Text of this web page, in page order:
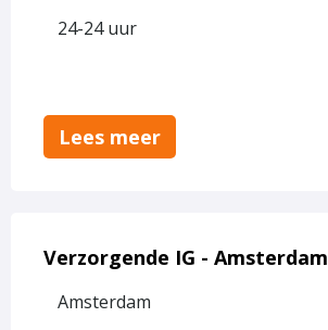
24-24 uur
Lees meer
weekenden
Verzorgende IG - Amsterdam
Amsterdam
meer
Verzorgende